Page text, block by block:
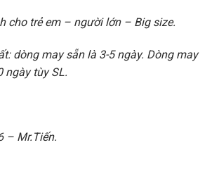
cho trẻ em – người lớn – Big size.
dòng may sẵn là 3-5 ngày. Dòng may
ngày tùy SL.
– Mr.Tiến.